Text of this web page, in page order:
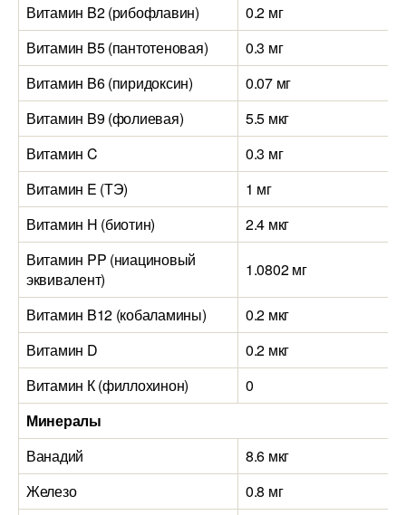
Витамин B2 (рибофлавин)
0.2 мг
Витамин B5 (пантотеновая)
0.3 мг
Витамин B6 (пиридоксин)
0.07 мг
Витамин B9 (фолиевая)
5.5 мкг
Витамин C
0.3 мг
Витамин E (ТЭ)
1 мг
Витамин H (биотин)
2.4 мкг
Витамин PP (ниациновый
эквивалент)
1.0802 мг
Витамин B12 (кобаламины)
0.2 мкг
Витамин D
0.2 мкг
Витамин К (филлохинон)
0
Минералы
Ванадий
8.6 мкг
Железо
0.8 мг